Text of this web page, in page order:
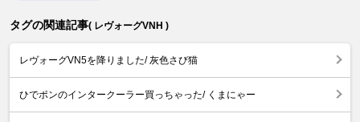
タグの関連記事( レヴォーグVNH )
レヴォーグVN5を降りました/ 灰色さび猫
ひでポンのインタークーラー買っちゃった/ くまにゃー